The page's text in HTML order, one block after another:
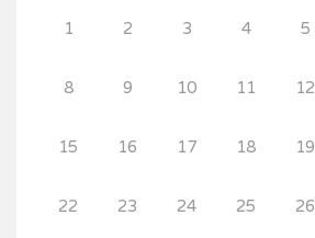
1 2 3 4 5
8 9 10 11 12
15 16 17 18 19
22 23 24 25 26